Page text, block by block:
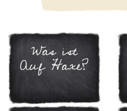
Was ist
Auf Haxe?